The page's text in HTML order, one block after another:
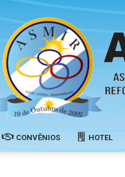
CONVÊNIOS HOTEL